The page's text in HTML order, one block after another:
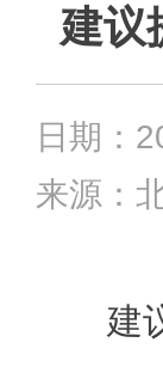
建议
日期：
来源：
建